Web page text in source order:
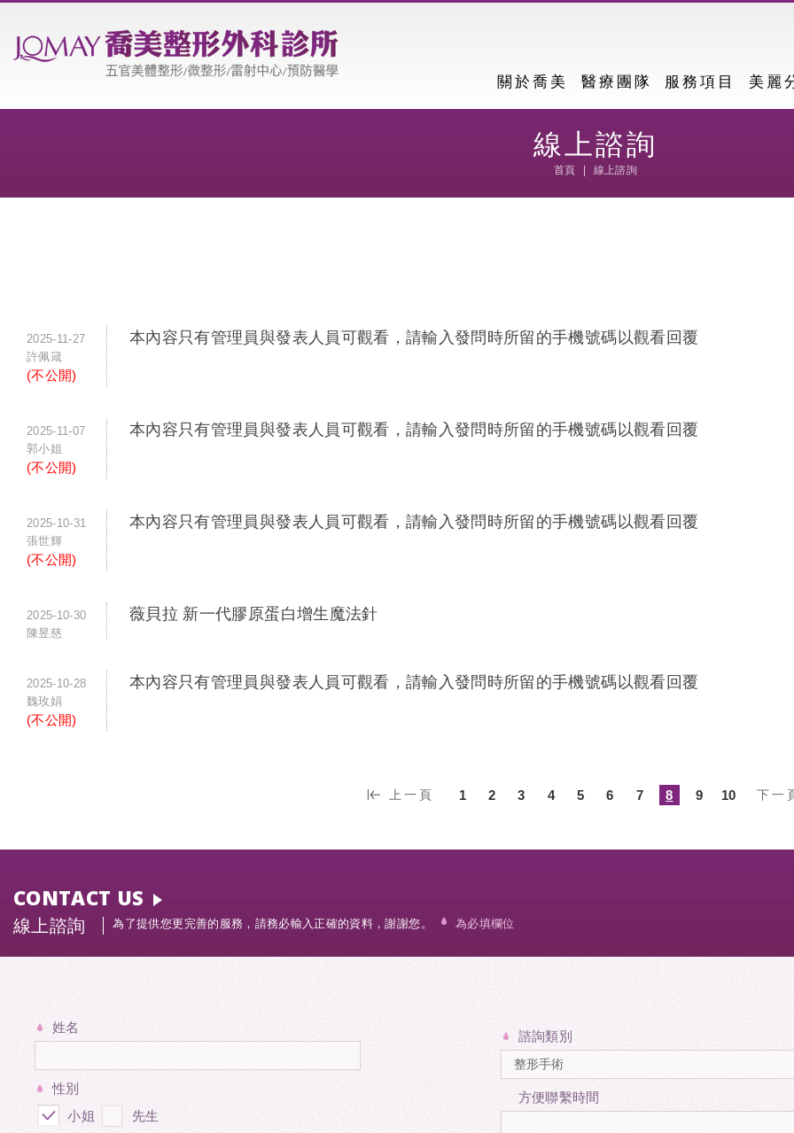
關於喬美 醫療團隊 服務項目 美麗
線上諮詢
首頁 線上諮詢
2025-11-27
許佩箴
(不公開)
本內容只有管理員與發表人員可觀看，請輸入發問時所留的手機號碼以觀看回覆
2025-11-07
郭小姐
(不公開)
本內容只有管理員與發表人員可觀看，請輸入發問時所留的手機號碼以觀看回覆
2025-10-31
張世輝
(不公開)
本內容只有管理員與發表人員可觀看，請輸入發問時所留的手機號碼以觀看回覆
2025-10-30
陳昱慈
薇貝拉 新一代膠原蛋白增生魔法針
2025-10-28
魏玫娟
(不公開)
本內容只有管理員與發表人員可觀看，請輸入發問時所留的手機號碼以觀看回覆
上一頁 1 2 3 4 5 6 7 8 9 10 下一
CONTACT US
線上諮詢 為了提供您更完善的服務，請務必輸入正確的資料，謝謝您。 為必填欄位
姓名
性別
小姐
先生
諮詢類別
方便聯繫時間